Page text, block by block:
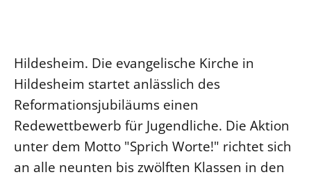
Hildesheim. Die evangelische Kirche in
Hildesheim startet anlässlich des
Reformationsjubiläums einen
Redewettbewerb für Jugendliche. Die Aktion
unter dem Motto "Sprich Worte!" richtet sich
an alle neunten bis zwölften Klassen in den
LANDESKIRCHENAMT
Willkommen
Kollegium
Abteilungen des Landeskirchenamts
Rechnungsprüfungsamt
Glaubensbekenntnis
Positionen
Ökumene
Religionen
KLIMASCHUTZ
Nachhaltigkeit
Erneuerbare Energien
Mobilität
Naturschutz
Gebäude
Kontakt
Barrierefreiheit
Presse
Freie Stellen
Service für Gemeinden
Suche